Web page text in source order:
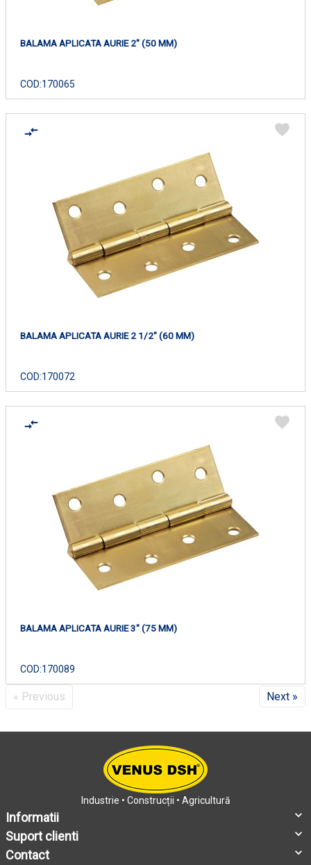
BALAMA APLICATA AURIE 2" (50 MM)
COD:170065
BALAMA APLICATA AURIE 2 1/2" (60 MM)
COD:170072
BALAMA APLICATA AURIE 3" (75 MM)
COD:170089
« Previous Next »
Industrie • Construcții • Agricultură
Informatii
Suport clienti
Contact